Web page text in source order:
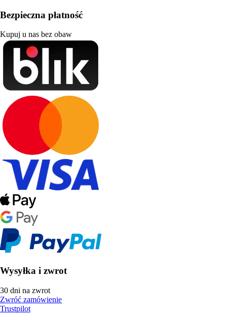
Bezpieczna płatność
Kupuj u nas bez obaw
Wysyłka i zwrot
30 dni na zwrot
Zwróć zamówienie
Trustpilot